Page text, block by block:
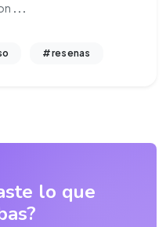
...
#resenas
lo que